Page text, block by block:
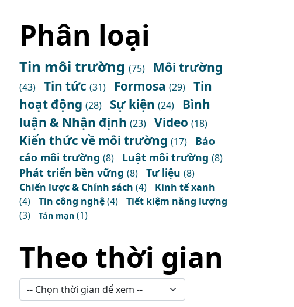
Phân loại
Tin môi trường (75) Môi trường
(43) Tin tức (31) Formosa (29)
Tin
hoạt động (28) Sự kiện (24)
Bình
luận & Nhận định (23) Video (18)
Kiến thức về môi trường (17)
Báo
cáo môi trường (8) Luật môi trường (8)
Phát triển bền vững (8) Tư liệu (8)
Chiến lược & Chính sách (4)
Kinh tế xanh
(4)
Tin công nghệ(4)
Tiết kiệm năng lượng
(3)
Tản mạn (1)
Theo thời gian